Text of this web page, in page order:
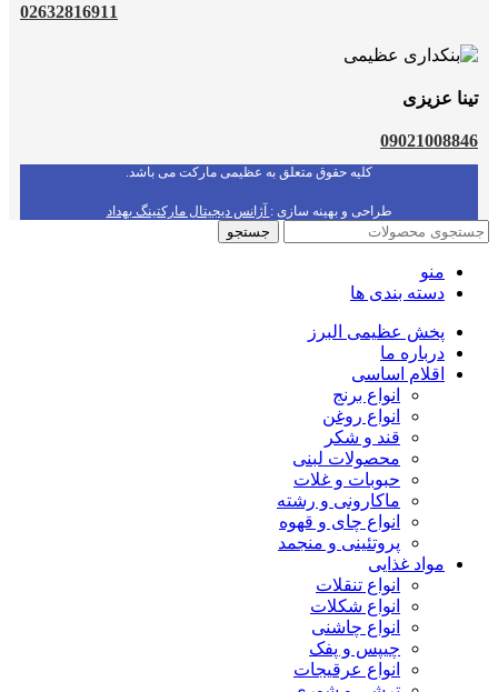
02632816911
تینا عزیزی
09021008846
کلیه حقوق متعلق به عظیمی مارکت می باشد.
طراحی و بهینه سازی : آژانس دیجیتال مارکتینگ بهداد
جستجو
منو
دسته بندی ها
پخش عظیمی البرز
درباره ما
اقلام اساسی
انواع برنج
انواع روغن
قند و شکر
محصولات لبنی
حبوبات و غلات
ماکارونی و رشته
انواع چای و قهوه
پروتئینی و منجمد
مواد غذایی
انواع تنقلات
انواع شکلات
انواع چاشنی
چیپس و پفک
انواع عرقیجات